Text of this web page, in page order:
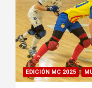
EDICIÓN MC 2025